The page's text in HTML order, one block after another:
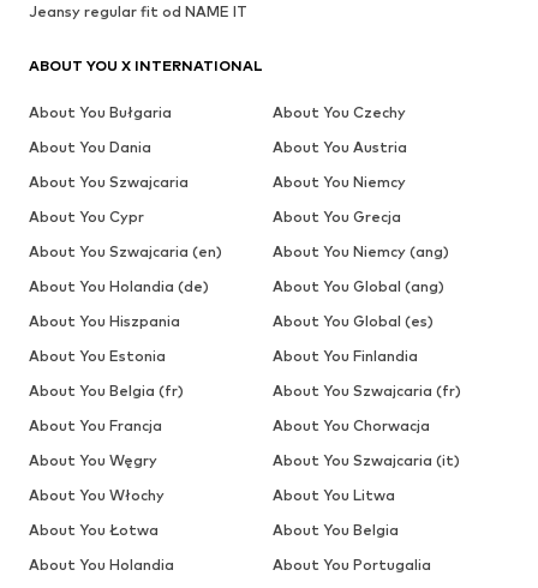
Jeansy regular fit od NAME IT
ABOUT YOU X INTERNATIONAL
About You Bułgaria
About You Czechy
About You Dania
About You Austria
About You Szwajcaria
About You Niemcy
About You Cypr
About You Grecja
About You Szwajcaria (en)
About You Niemcy (ang)
About You Holandia (de)
About You Global (ang)
About You Hiszpania
About You Global (es)
About You Estonia
About You Finlandia
About You Belgia (fr)
About You Szwajcaria (fr)
About You Francja
About You Chorwacja
About You Węgry
About You Szwajcaria (it)
About You Włochy
About You Litwa
About You Łotwa
About You Belgia
About You Holandia
About You Portugalia